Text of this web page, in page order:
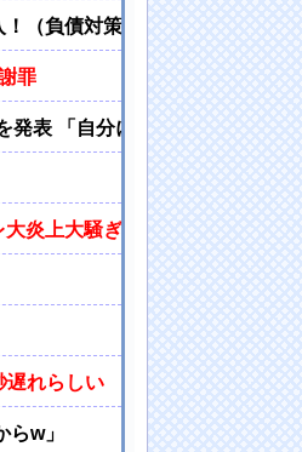
（負債対策」中国「はい（巨
罪
発表 「自分にできることを精一
炎上大騒ぎにｗｗｗｗｗｗｗｗ
遅れらしい
w」